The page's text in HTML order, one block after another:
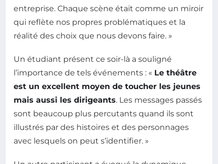
entreprise. Chaque scène était comme un miroir
qui reflète nos propres problématiques et la
réalité des choix que nous devons faire. »
Un étudiant présent ce soir-là a souligné
l’importance de tels événements : « Le théâtre
est un excellent moyen de toucher les jeunes
mais aussi les dirigeants. Les messages passés
sont beaucoup plus percutants quand ils sont
illustrés par des histoires et des personnages
avec lesquels on peut s’identifier. »